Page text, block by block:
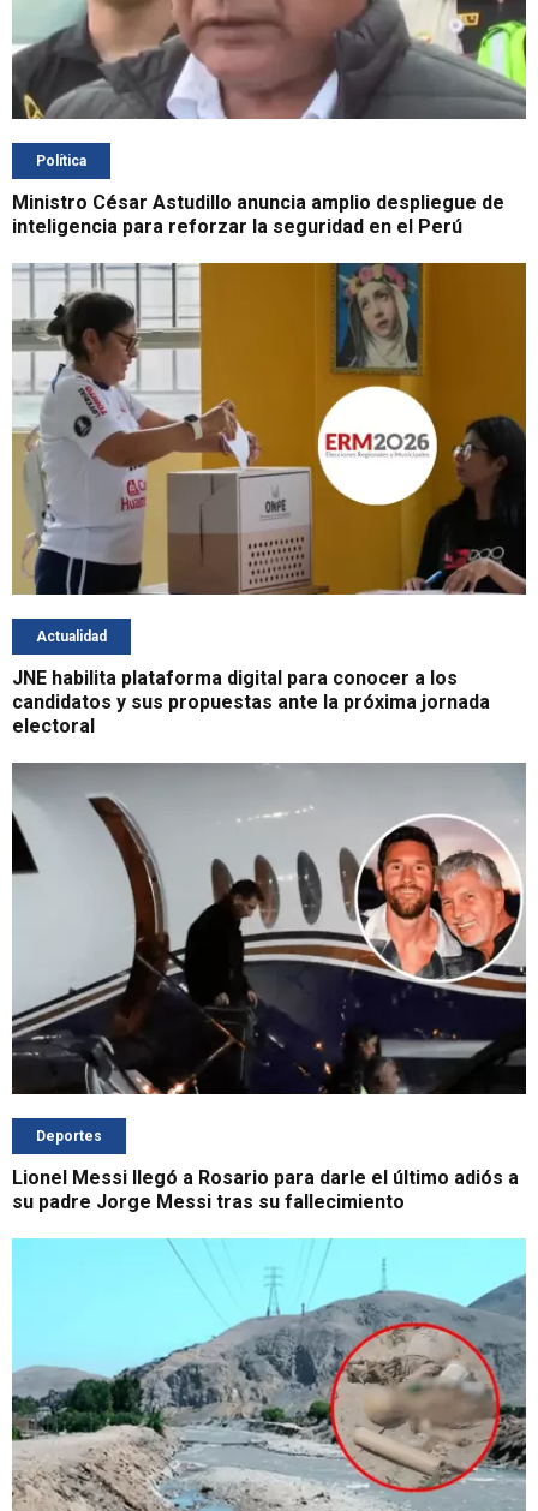
Política
Ministro César Astudillo anuncia amplio despliegue de
inteligencia para reforzar la seguridad en el Perú
Actualidad
JNE habilita plataforma digital para conocer a los
candidatos y sus propuestas ante la próxima jornada
electoral
Deportes
Lionel Messi llegó a Rosario para darle el último adiós a
su padre Jorge Messi tras su fallecimiento